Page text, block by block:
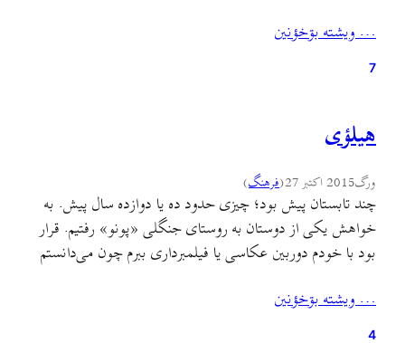
برای دور هم جمع شدن و شاد بودن…
… ويشته بۊخؤنين
7
هیلؤی
ورگ2015 اکتبر 27 (فرهنگ)
چند تابستان پیش بود؛ چیزی حدود ده یا دوازده سال پیش. به
خواهش یکی از دوستان به روستای جنگلی «پونو» رفتیم. قرار
بود با خودم دوربین عکاسی یا فیلمبرداری ببرم چون می‌دانستم
عزم رفتن کردم و البته آن‌قدر هم بی‌مناسبت نبود رفتن بنده…
… ويشته بۊخؤنين
4